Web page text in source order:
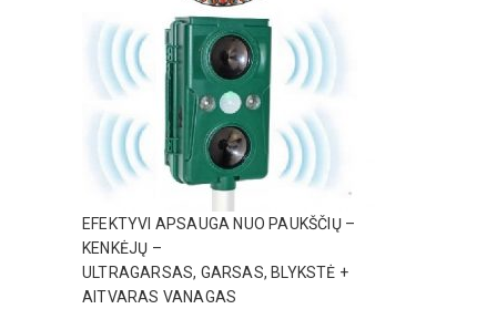
EFEKTYVI APSAUGA NUO PAUKŠČIŲ –
KENKĖJŲ –
ULTRAGARSAS, GARSAS, BLYKSTĖ +
AITVARAS VANAGAS